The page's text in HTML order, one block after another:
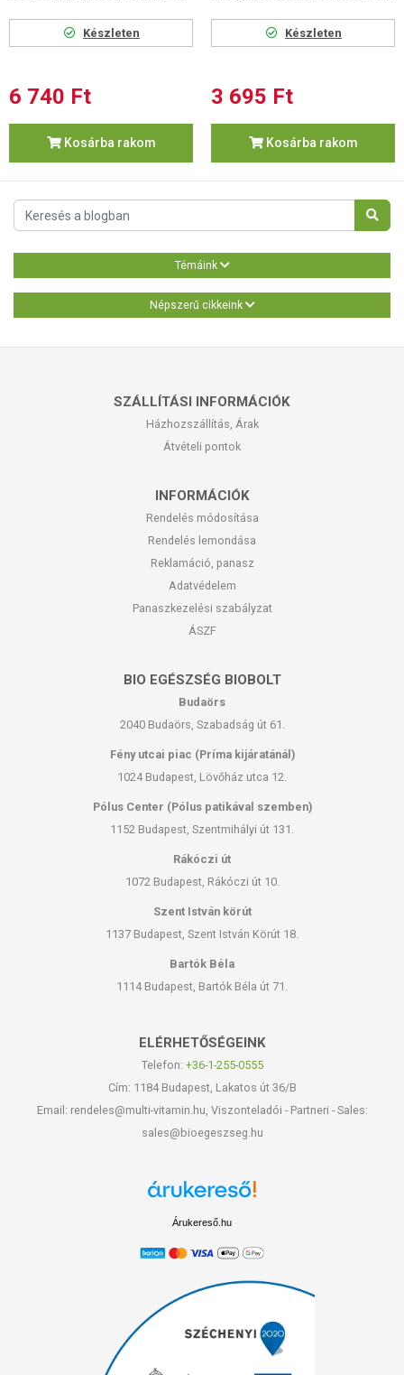
Készleten
6 740 Ft
Kosárba rakom
Készleten
3 695 Ft
Kosárba rakom
Témáink
Népszerű cikkeink
SZÁLLÍTÁSI INFORMÁCIÓK
Házhozszállítás, Árak
Átvételi pontok
INFORMÁCIÓK
Rendelés módosítása
Rendelés lemondása
Reklamáció, panasz
Adatvédelem
Panaszkezelési szabályzat
ÁSZF
BIO EGÉSZSÉG BIOBOLT
Budaörs
2040 Budaörs, Szabadság út 61.
Fény utcai piac (Príma kijáratánál)
1024 Budapest, Lövőház utca 12.
Pólus Center (Pólus patikával szemben)
1152 Budapest, Szentmihályi út 131.
Rákóczi út
1072 Budapest, Rákóczi út 10.
Szent István körút
1137 Budapest, Szent István Körút 18.
Bartók Béla
1114 Budapest, Bartók Béla út 71.
ELÉRHETŐSÉGEINK
Telefon: +36-1-255-0555
Cím: 1184 Budapest, Lakatos út 36/B
Email: rendeles@multi-vitamin.hu, Viszonteladói - Partneri - Sales:
sales@bioegeszseg.hu
Árukereső.hu